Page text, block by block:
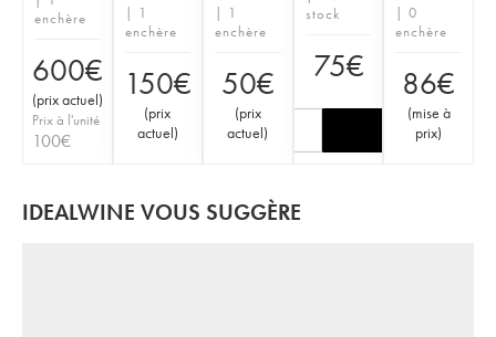
enchère
600€
(prix actuel)
Prix à l'unité
100€
| 1
enchère
150€
(prix
actuel)
| 1
enchère
50€
(prix
actuel)
stock
75€
| 0
enchère
86€
(mise à
prix)
IDEALWINE VOUS SUGGÈRE